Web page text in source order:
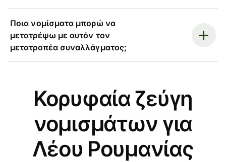
Ποια νομίσματα μπορώ να
μετατρέψω με αυτόν τον
μετατροπέα συναλλάγματος;
Κορυφαία ζεύγη
νομισμάτων για
Λέου Ρουμανίας